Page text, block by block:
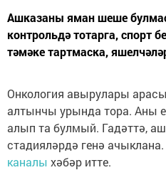
Ашказаны яман шеше
контрольдә тотарга, спорт
тәмәке тартмаска,
Онкология авырулары
алтынчы урында тора. Аны
алып та булмый. Гадәттә,
стадияләрдә генә
каналы хәбәр итте.